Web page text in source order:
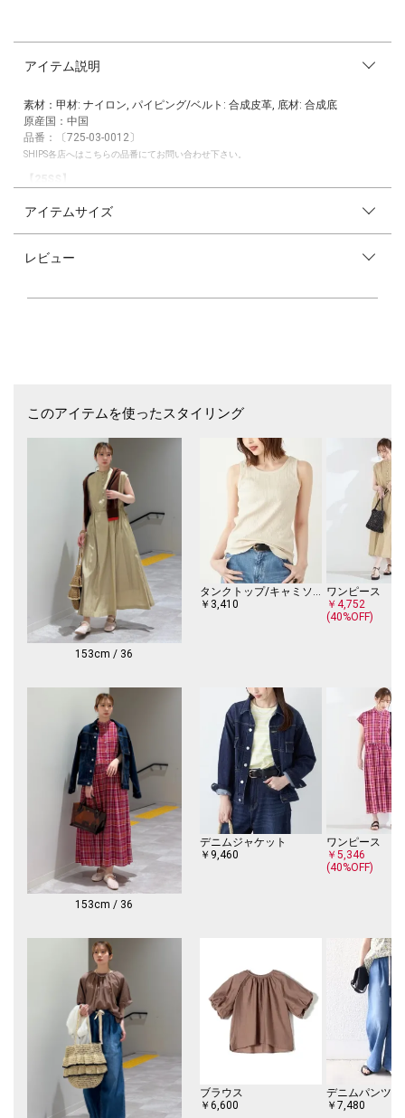
アイテム説明
素材：甲材: ナイロン, パイピング/ベルト: 合成皮革, 底材: 合成底
原産国：中国
品番：〔725-03-0012〕
SHIPS各店へはこちらの品番にてお問い合わせ下さい。
トレンドのメッシュ素材が目をひくフラットシューズ。
素足での着用は勿論、ソックスやタイツとの組み合わせを楽しめるアイテ
幅広の足でも締め付け感がなく、自然に足に馴染んでくれます。
《スタッフB》
甲:普通/幅:広い/普段サイズ:24.5～25.0cm/着用サイズ:38
サイズ感：かかと・つま先・幅ともにぴったりフィット。
メッシュ素材なので窮屈感はなく、快適な履き心地です。
-------------------------------------
※屋外での撮影画像は、光の当たり具合で色味が多少異なって見える場合
があります。商品の色味は、スタジオでの詳細画像をご参照ください。
※末永く愛用頂く為に、アテンションタグ・洗濯ネームを必ずご確認の
上、着用又はお取り扱い下さい。
※画像の商品はサンプルです。
実際の商品と仕様、加工、サイズが若干異なる場合がございます。
アイテムサイズ
レビュー
このアイテムを使ったスタイリング
153cm / 36
タンクトップ/キャミソール
￥3,410
ワンピース
￥4,752
(40%OFF)
153cm / 36
デニムジャケット
￥9,460
ワンピース
￥5,346
(40%OFF)
ブラウス
￥6,600
デニムパンツ
￥7,480